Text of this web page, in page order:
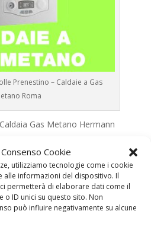
Cookie
utilizziamo tecnologie come i cookie
alle informazioni del dispositivo. Il
permetterà di elaborare dati come il
ID unici su questo sito. Non
può influire negativamente su alcune
Prenestino – Caldaie a Gas
Roma
Caldaia Gas Metano Hermann
Metano Hermann Colle
Gas Metano Hermann Colle
Metano Hermann Colle